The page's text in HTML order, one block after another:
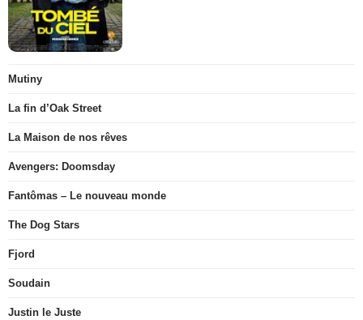
Mutiny
La fin d’Oak Street
La Maison de nos rêves
Avengers: Doomsday
Fantômas – Le nouveau monde
The Dog Stars
Fjord
Soudain
Justin le Juste